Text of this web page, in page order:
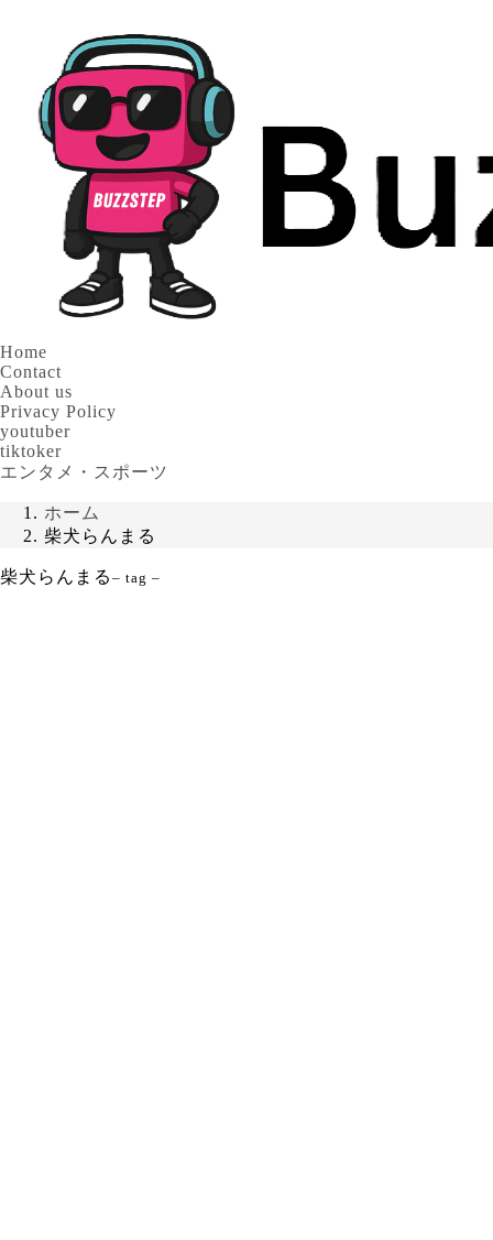
Home
Contact
About us
Privacy Policy
youtuber
tiktoker
エンタメ・スポーツ
ホーム
柴犬らんまる
柴犬らんまる – tag –